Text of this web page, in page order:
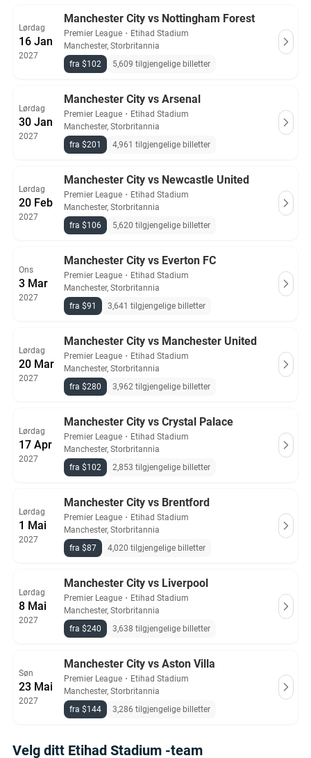
Lørdag
16 Jan
2027
Manchester City vs Nottingham Forest
Premier League ・ Etihad Stadium
Manchester, Storbritannia
fra $102
5,609 tilgjengelige billetter
Lørdag
30 Jan
2027
Manchester City vs Arsenal
Premier League ・ Etihad Stadium
Manchester, Storbritannia
fra $201
4,961 tilgjengelige billetter
Lørdag
20 Feb
2027
Manchester City vs Newcastle United
Premier League ・ Etihad Stadium
Manchester, Storbritannia
fra $106
5,620 tilgjengelige billetter
Ons
3 Mar
2027
Manchester City vs Everton FC
Premier League ・ Etihad Stadium
Manchester, Storbritannia
fra $91
3,641 tilgjengelige billetter
Lørdag
20 Mar
2027
Manchester City vs Manchester United
Premier League ・ Etihad Stadium
Manchester, Storbritannia
fra $280
3,962 tilgjengelige billetter
Lørdag
17 Apr
2027
Manchester City vs Crystal Palace
Premier League ・ Etihad Stadium
Manchester, Storbritannia
fra $102
2,853 tilgjengelige billetter
Lørdag
1 Mai
2027
Manchester City vs Brentford
Premier League ・ Etihad Stadium
Manchester, Storbritannia
fra $87
4,020 tilgjengelige billetter
Lørdag
8 Mai
2027
Manchester City vs Liverpool
Premier League ・ Etihad Stadium
Manchester, Storbritannia
fra $240
3,638 tilgjengelige billetter
Søn
23 Mai
2027
Manchester City vs Aston Villa
Premier League ・ Etihad Stadium
Manchester, Storbritannia
fra $144
3,286 tilgjengelige billetter
Velg ditt Etihad Stadium -team